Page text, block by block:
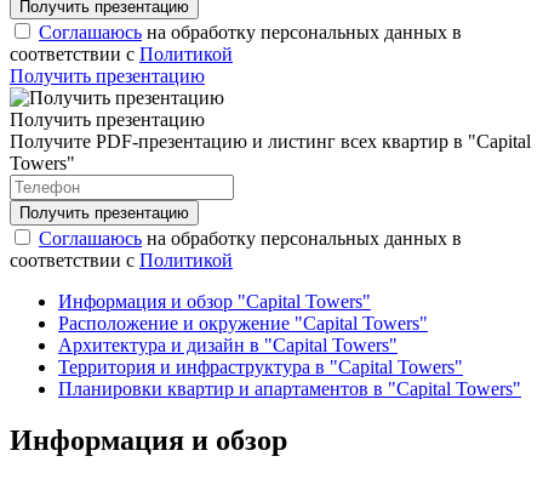
Соглашаюсь на обработку персональных данных в
соответствии с Политикой
Получить презентацию
Получить презентацию
Получите PDF-презентацию и листинг всех квартир в "Capital
Towers"
Соглашаюсь на обработку персональных данных в
соответствии с Политикой
Информация и обзор "Capital Towers"
Расположение и окружение "Capital Towers"
Архитектура и дизайн в "Capital Towers"
Территория и инфраструктура в "Capital Towers"
Планировки квартир и апартаментов в "Capital Towers"
Информация и обзор